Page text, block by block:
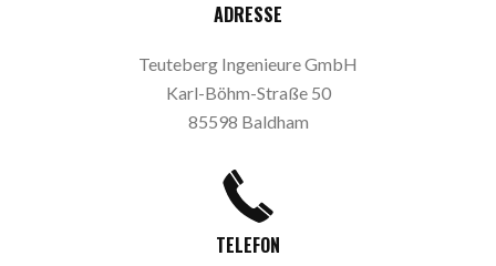
ADRESSE
Teuteberg Ingenieure GmbH
Karl-Böhm-Straße 50
85598 Baldham
TELEFON